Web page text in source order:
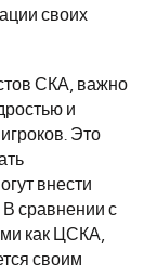
своих
СКА, важно
и
Это
внести
В сравнении с
как ЦСКА,
своим